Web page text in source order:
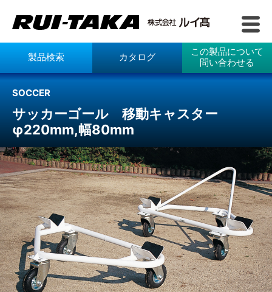
製品検索 カタログ
この製品について
問い合わせる
サッカーゴール 移動キャスター
φ220mm,幅80mm
SOCCER